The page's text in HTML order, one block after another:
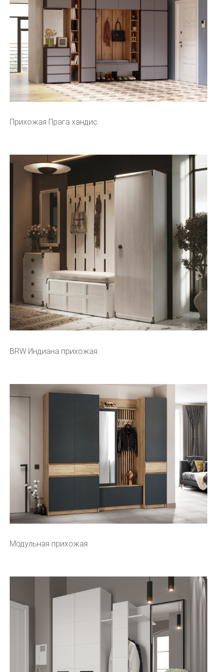
Прихожая Прага хандис
BRW Индиана прихожая
Модульная прихожая